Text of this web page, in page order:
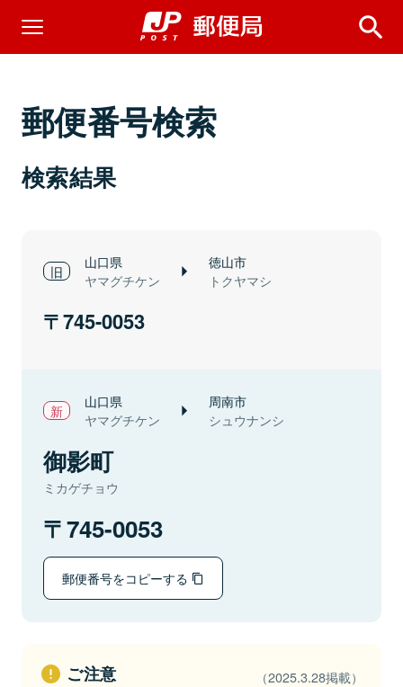
郵便番号検索
検索結果
山口県
ヤマグチケン
徳山市
トクヤマシ
745-0053
山口県
ヤマグチケン
周南市
シュウナンシ
御影町
ミカゲチョウ
745-0053
郵便番号をコピーする
ご注意 （2025.3.28掲載）